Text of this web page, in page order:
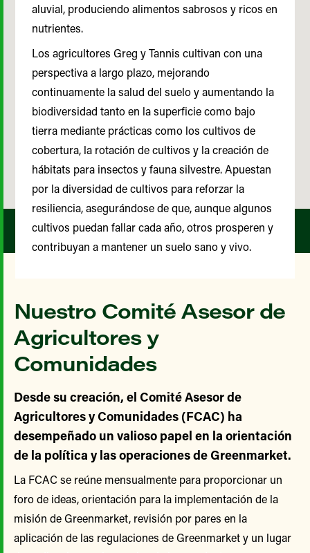
Nuestro Comité Asesor de
Agricultores y
Comunidades
Desde su creación, el Comité Asesor de
Agricultores y Comunidades (FCAC) ha
desempeñado un valioso papel en la orientación
de la política y las operaciones de Greenmarket.
La FCAC se reúne mensualmente para proporcionar un
foro de ideas, orientación para la implementación de la
misión de Greenmarket, revisión por pares en la
aplicación de las regulaciones de Greenmarket y un lugar
aluvial, produciendo alimentos sabrosos y ricos en
nutrientes.
Los agricultores Greg y Tannis cultivan con una
perspectiva a largo plazo, mejorando
continuamente la salud del suelo y aumentando la
biodiversidad tanto en la superficie como bajo
tierra mediante prácticas como los cultivos de
cobertura, la rotación de cultivos y la creación de
hábitats para insectos y fauna silvestre. Apuestan
por la diversidad de cultivos para reforzar la
resiliencia, asegurándose de que, aunque algunos
cultivos puedan fallar cada año, otros prosperen y
contribuyan a mantener un suelo sano y vivo.